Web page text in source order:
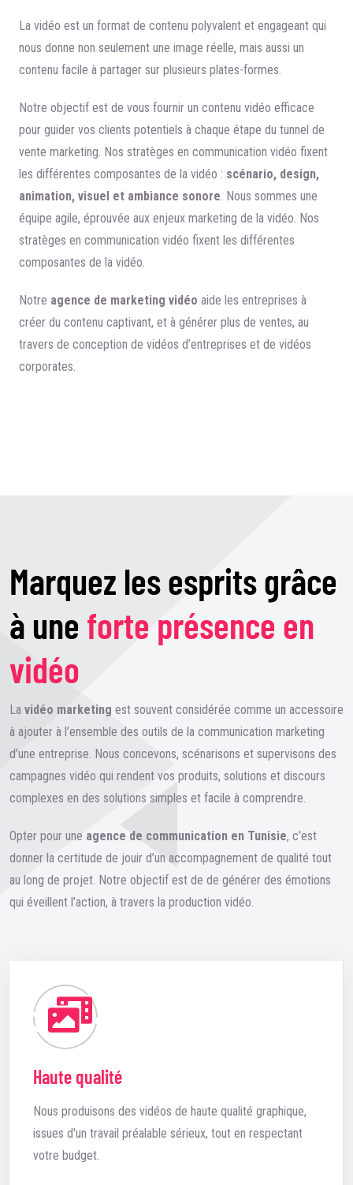
La vidéo est un format de contenu polyvalent et engageant qui
nous donne non seulement une image réelle, mais aussi un
contenu facile à partager sur plusieurs plates-formes.
Notre objectif est de vous fournir un contenu vidéo efficace
pour guider vos clients potentiels à chaque étape du tunnel de
vente marketing. Nos stratèges en communication vidéo fixent
les différentes composantes de la vidéo : scénario, design,
animation, visuel et ambiance sonore. Nous sommes une
équipe agile, éprouvée aux enjeux marketing de la vidéo. Nos
stratèges en communication vidéo fixent les différentes
composantes de la vidéo.
Notre agence de marketing vidéo aide les entreprises à
créer du contenu captivant, et à générer plus de ventes, au
travers de conception de vidéos d’entreprises et de vidéos
corporates.
Marquez les esprits grâce
à une forte présence en
vidéo
La vidéo marketing est souvent considérée comme un accessoire
à ajouter à l’ensemble des outils de la communication marketing
d’une entreprise. Nous concevons, scénarisons et supervisons des
campagnes vidéo qui rendent vos produits, solutions et discours
complexes en des solutions simples et facile à comprendre.
Opter pour une agence de communication en Tunisie, c’est
donner la certitude de jouir d’un accompagnement de qualité tout
au long de projet. Notre objectif est de de générer des émotions
qui éveillent l’action, à travers la production vidéo.
Haute qualité
Nous produisons des vidéos de haute qualité graphique,
issues d'un travail préalable sérieux, tout en respectant
votre budget.